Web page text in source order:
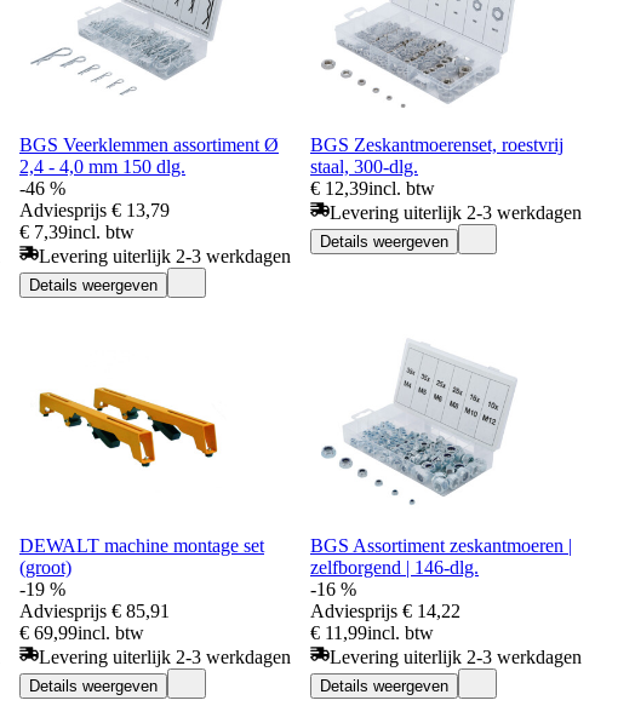
BGS Veerklemmen assortiment Ø
2,4 - 4,0 mm 150 dlg.
-46 %
Adviesprijs € 13,79
€ 7,39incl. btw
Levering uiterlijk 2-3 werkdagen
Details weergeven
BGS Zeskantmoerenset, roestvrij
staal, 300-dlg.
€ 12,39incl. btw
Levering uiterlijk 2-3 werkdagen
Details weergeven
DEWALT machine montage set
(groot)
-19 %
Adviesprijs € 85,91
€ 69,99incl. btw
Levering uiterlijk 2-3 werkdagen
Details weergeven
BGS Assortiment zeskantmoeren |
zelfborgend | 146-dlg.
-16 %
Adviesprijs € 14,22
€ 11,99incl. btw
Levering uiterlijk 2-3 werkdagen
Details weergeven